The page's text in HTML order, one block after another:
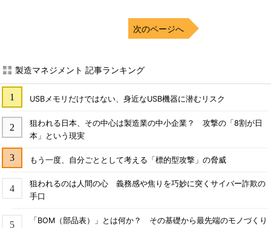
次のページへ
製造マネジメント 記事ランキング
USBメモリだけではない、身近なUSB機器に潜むリスク
狙われる日本、その中心は製造業の中小企業？ 攻撃の「8割が日
本」という現実
もう一度、自分ごととして考える「標的型攻撃」の脅威
狙われるのは人間の心 義務感や焦りを巧妙に突くサイバー詐欺の
手口
「BOM（部品表）」とは何か？ その基礎から最先端のモノづくり